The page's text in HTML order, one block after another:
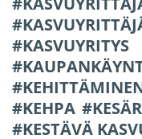
KASVUYRITYS
KEHPA
KESTÄVÄ